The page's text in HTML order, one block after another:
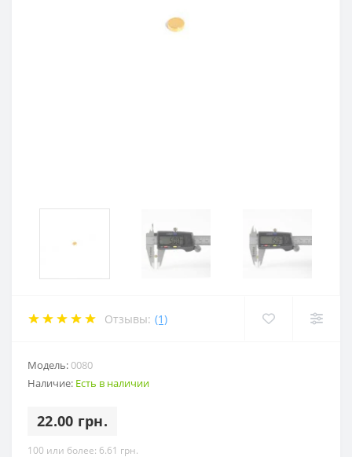
Отзывы: (1)
Модель:0080
Наличие: Есть в наличии
22.00 грн.
100 или более: 6.61 грн.